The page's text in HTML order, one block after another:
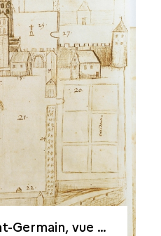
vers 1650 par Dom Cottron